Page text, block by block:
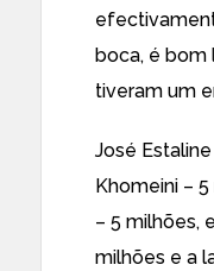
boca, é bom
tiveram um
José
Khomeini –
– 5 milhões,
milhões e a